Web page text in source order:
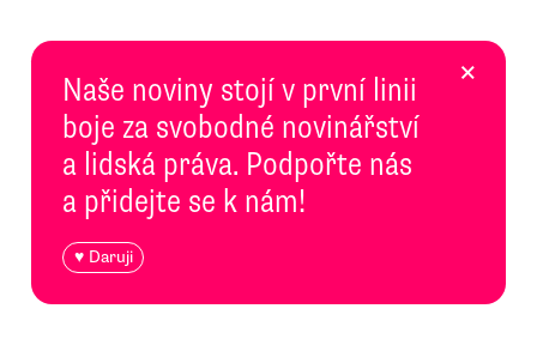
Naše noviny stojí v první linii
boje za svobodné novinářství
a lidská práva. Podpořte nás
a přidejte se k nám!
♥ Daruji
×